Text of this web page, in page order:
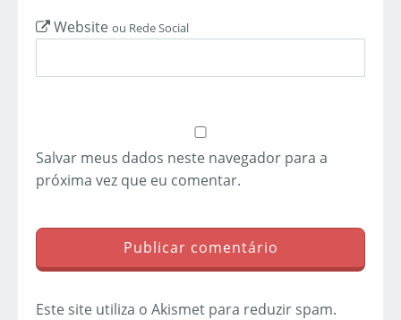
Website ou Rede Social
Salvar meus dados neste navegador para a
próxima vez que eu comentar.
Este site utiliza o Akismet para reduzir spam.